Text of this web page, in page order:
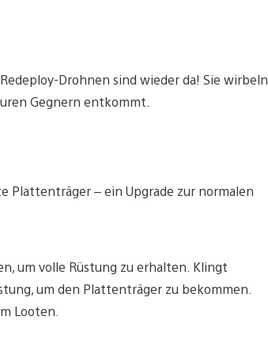
Drohnen sind wieder da! Sie wirbeln
Gegnern entkommt.
Plattenträger – ein Upgrade zur normalen
um volle Rüstung zu erhalten. Klingt
um den Plattenträger zu bekommen.
Looten.